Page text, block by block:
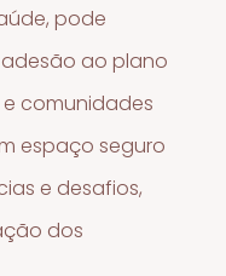
pode
ao plano
comunidades
espaço seguro
e desafios,
dos